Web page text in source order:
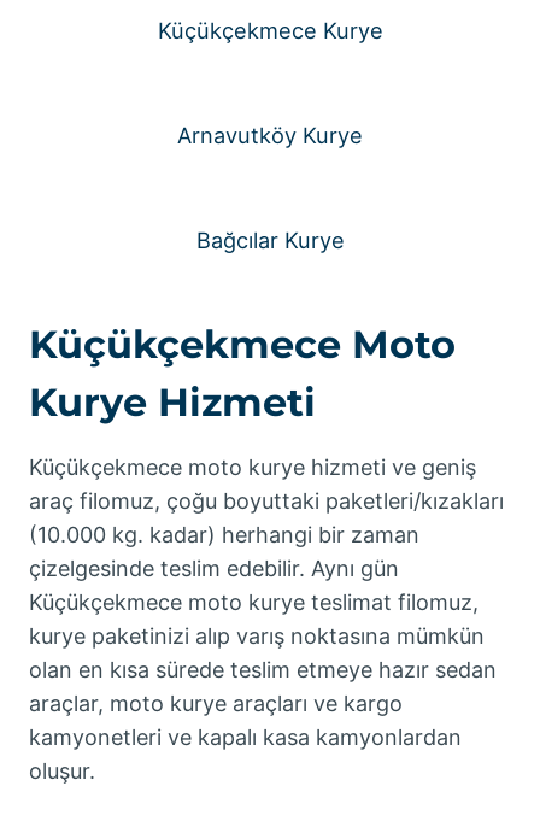
Küçükçekmece Kurye
Arnavutköy Kurye
Bağcılar Kurye
Küçükçekmece Moto
Kurye Hizmeti
Küçükçekmece moto kurye hizmeti ve geniş
araç filomuz, çoğu boyuttaki paketleri/kızakları
(10.000 kg. kadar) herhangi bir zaman
çizelgesinde teslim edebilir. Aynı gün
Küçükçekmece moto kurye teslimat filomuz,
kurye paketinizi alıp varış noktasına mümkün
olan en kısa sürede teslim etmeye hazır sedan
araçlar, moto kurye araçları ve kargo
kamyonetleri ve kapalı kasa kamyonlardan
oluşur.